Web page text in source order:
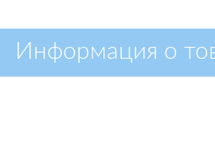
Информация о